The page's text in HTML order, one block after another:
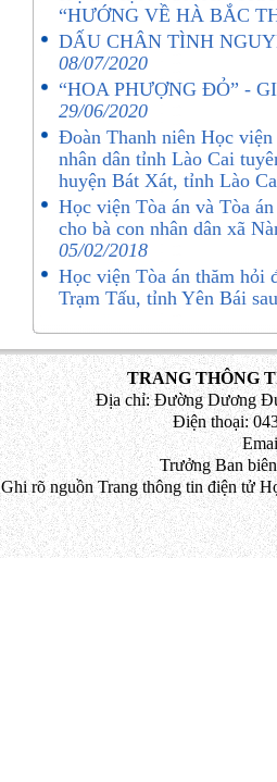
“HƯỚNG VỀ HÀ BẮC
DẤU CHÂN TÌNH
08/07/2020
“HOA PHƯỢNG ĐỎ” -
29/06/2020
Đoàn Thanh niên Học
nhân dân tỉnh Lào Cai
huyện Bát Xát, tỉnh Lào
Học viện Tòa án và Tòa
cho bà con nhân dân xã
05/02/2018
Học viện Tòa án thăm hỏi
Trạm Tấu, tỉnh Yên Bái
TRANG THÔNG
Địa chỉ: Đường Dương
Điện thoại:
Trưởng Ban
Ghi rõ nguồn Trang thông tin điện tử